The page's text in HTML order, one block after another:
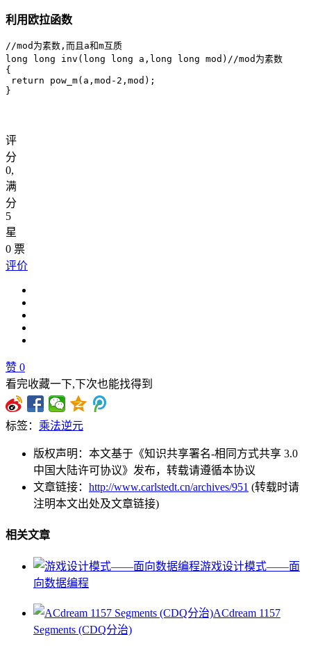
利用欧拉函数
//mod为素数,而且a和m互质
long long inv(long long a,long long mod)//mod为素数
{
return pow_m(a,mod-2,mod);
}
评
分
0,
满
分
5
星
0 票
评价
赞 0
看完收藏一下,下次也能找得到
标签： 乘法逆元
版权声明：本文基于《知识共享署名-相同方式共享 3.0
中国大陆许可协议》发布，转载请遵循本协议
文章链接： http://www.carlstedt.cn/archives/951 (转载时请
注明本文出处及文章链接)
相关文章
游戏设计模式——面
向数据编程
ACdream 1157
Segments (CDQ分治)